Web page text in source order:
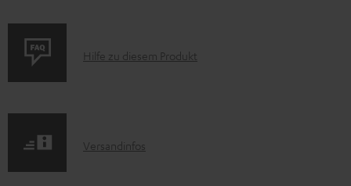
n
u
P
u
Hilfe zu diesem Produkt
IVersandinfos